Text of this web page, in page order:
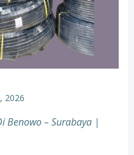
2026
Benowo – Surabaya |